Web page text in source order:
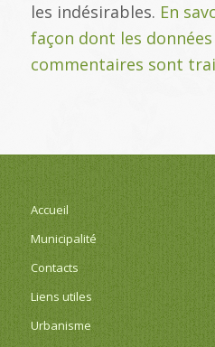
les indésirables. En
façon dont les données
commentaires sont
Accueil
Municipalité
Contacts
Liens utiles
Urbanisme